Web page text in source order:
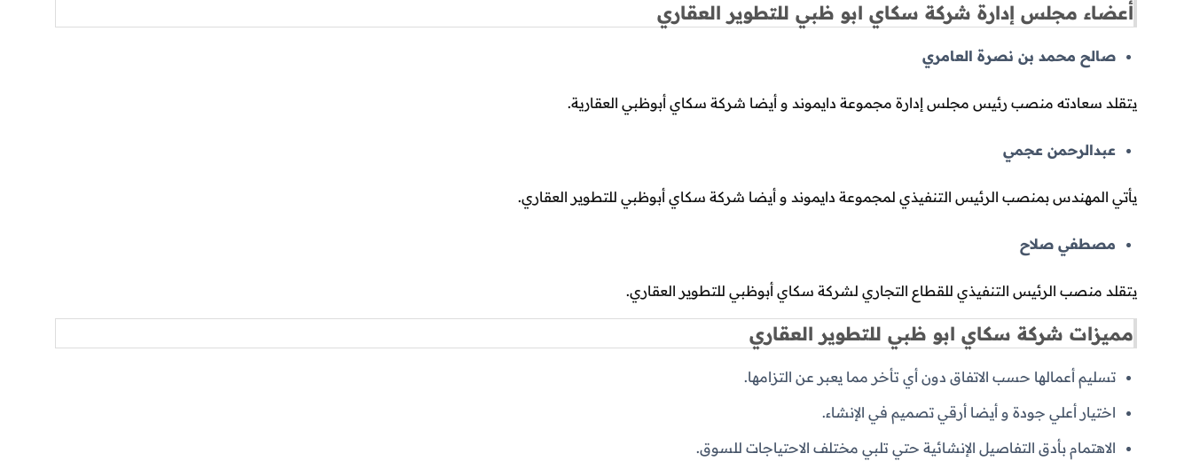
أعضاء مجلس إدارة شركة سكاي ابو ظبي للتطوير العقاري
صالح محمد بن نصرة العامري
يتقلد سعادته منصب رئيس مجلس إدارة مجموعة دايموند و أيضا شركة سكاي أبوظبي العقارية.
عبدالرحمن عجمي
يأتي المهندس بمنصب الرئيس التنفيذي لمجموعة دايموند و أيضا شركة سكاي أبوظبي للتطوير العقاري.
مصطفي صلاح
يتقلد منصب الرئيس التنفيذي للقطاع التجاري لشركة سكاي أبوظبي للتطوير العقاري.
مميزات شركة سكاي ابو ظبي للتطوير العقاري
تسليم أعمالها حسب الاتفاق دون أي تأخر مما يعبر عن التزامها.
اختيار أعلي جودة و أيضا أرقي تصميم في الإنشاء.
الاهتمام بأدق التفاصيل الإنشائية حتي تلبي مختلف الاحتياجات للسوق.